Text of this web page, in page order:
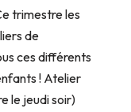
trimestre les
de
ces différents
! Atelier
le jeudi soir)